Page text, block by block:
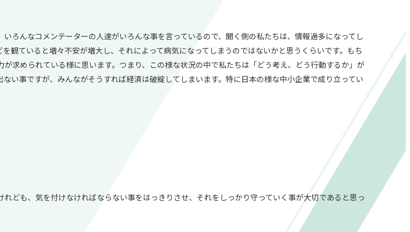
ろんなコメンテーターの人達がいろんな事を言っているので、聞く側の私たちは、情報過多になってし
観ていると増々不安が増大し、それによって病気になってしまうのではないかと思うくらいです。もち
求められている様に思います。つまり、この様な状況の中で私たちは「どう考え、どう行動するか」が
い事ですが、みんながそうすれば経済は破綻してしまいます。特に日本の様な中小企業で成り立ってい
ども、気を付けなければならない事をはっきりさせ、それをしっかり守っていく事が大切であると思っ